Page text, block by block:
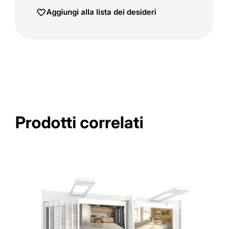
Aggiungi alla lista dei desideri
Prodotti correlati